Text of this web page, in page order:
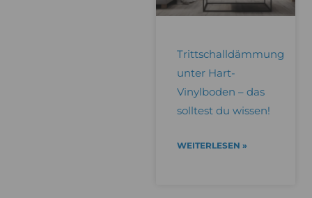
Trittschalldämmung
unter Hart-
Vinylboden – das
solltest du wissen!
WEITERLESEN »